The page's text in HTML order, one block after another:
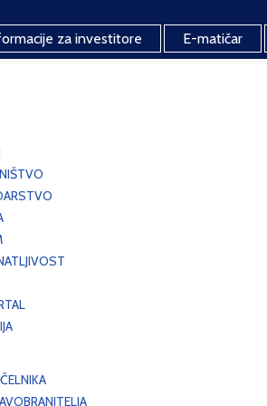
za investitore E-matičar